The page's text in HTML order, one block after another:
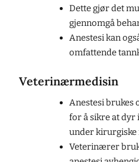
Dette gjør det
gjennomgå
Anestesi kan
omfattende
Veterinærmedisin
Anestesi brukes
for å sikre at dyr
under kirurgiske
Veterinærer